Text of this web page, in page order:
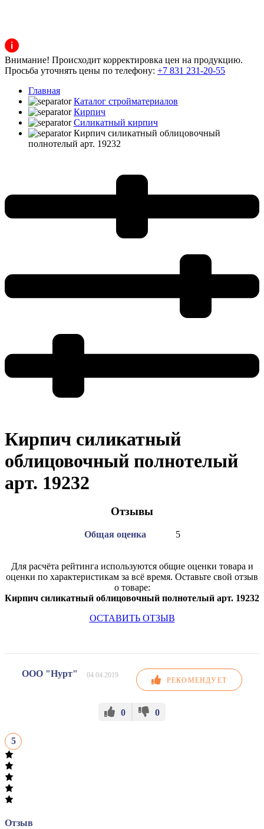
Внимание! Происходит корректировка цен на продукцию.
Просьба уточнять цены по телефону: +7 831 231-20-55
Главная
Каталог стройматериалов
Кирпич
Силикатный кирпич
Кирпич силикатный облицовочный
полнотелый арт. 19232
Кирпич силикатный
облицовочный полнотелый
арт. 19232
Отзывы
Общая оценка 5
Для расчёта рейтинга используются общие оценки товара и
оценки по характеристикам за всё время. Оставьте свой отзыв
о товаре:
Кирпич силикатный облицовочный полнотелый арт. 19232
ОСТАВИТЬ ОТЗЫВ
ООО "Нурт" 04.04.2019
РЕКОМЕНДУЕТ
0 0
5
Отзыв